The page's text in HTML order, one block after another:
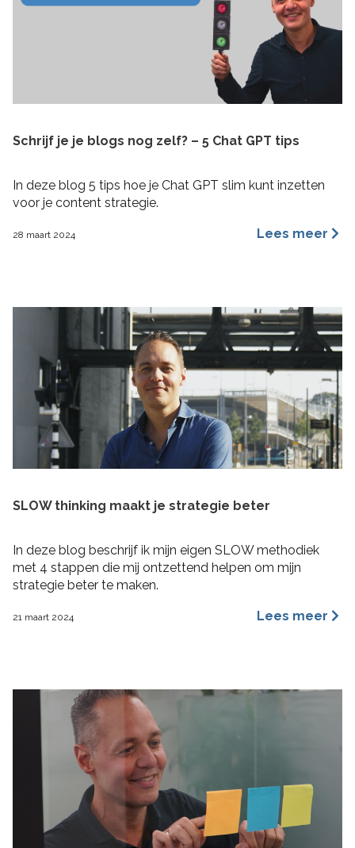
Schrijf je je blogs nog zelf? – 5 Chat GPT tips
In deze blog 5 tips hoe je Chat GPT slim kunt inzetten
voor je content strategie.
28 maart 2024 Lees meer
SLOW thinking maakt je strategie beter
In deze blog beschrijf ik mijn eigen SLOW methodiek
met 4 stappen die mij ontzettend helpen om mijn
strategie beter te maken.
21 maart 2024 Lees meer